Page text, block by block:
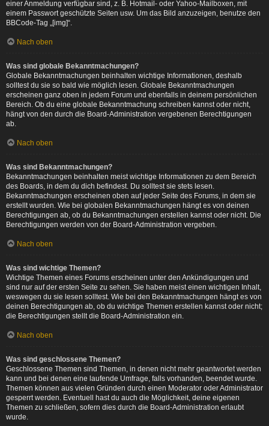
einer Anmeldung verfügbar sind, z. B. Hotmail- oder Yahoo-Mailboxen, mit
einem Passwort geschützte Seiten usw. Um das Bild anzuzeigen, benutze den
BBCode-Tag „[img]“.
Nach oben
Was sind globale Bekanntmachungen?
Globale Bekanntmachungen beinhalten wichtige Informationen, deshalb
solltest du sie so bald wie möglich lesen. Globale Bekanntmachungen
erscheinen ganz oben in jedem Forum und ebenfalls in deinem persönlichen
Bereich. Ob du eine globale Bekanntmachung schreiben kannst oder nicht,
hängt von den durch die Board-Administration vergebenen Berechtigungen
ab.
Nach oben
Was sind Bekanntmachungen?
Bekanntmachungen beinhalten meist wichtige Informationen zu dem Bereich
des Boards, in dem du dich befindest. Du solltest sie stets lesen.
Bekanntmachungen erscheinen oben auf jeder Seite des Forums, in dem sie
erstellt wurden. Wie bei globalen Bekanntmachungen hängt es von deinen
Berechtigungen ab, ob du Bekanntmachungen erstellen kannst oder nicht. Die
Berechtigungen werden von der Board-Administration vergeben.
Nach oben
Was sind wichtige Themen?
Wichtige Themen eines Forums erscheinen unter den Ankündigungen und
sind nur auf der ersten Seite zu sehen. Sie haben meist einen wichtigen Inhalt,
weswegen du sie lesen solltest. Wie bei den Bekanntmachungen hängt es von
deinen Berechtigungen ab, ob du wichtige Themen erstellen kannst oder nicht;
die Berechtigungen stellt die Board-Administration ein.
Nach oben
Was sind geschlossene Themen?
Geschlossene Themen sind Themen, in denen nicht mehr geantwortet werden
kann und bei denen eine laufende Umfrage, falls vorhanden, beendet wurde.
Themen können aus vielen Gründen durch einen Moderator oder Administrator
gesperrt werden. Eventuell hast du auch die Möglichkeit, deine eigenen
Themen zu schließen, sofern dies durch die Board-Administration erlaubt
wurde.